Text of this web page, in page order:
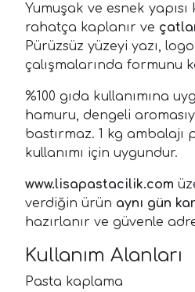
Yumuşak ve esnek yapısı
rahatça kaplanır ve
Pürüzsüz yüzeyi yazı,
çalışmalarında formunu
%100 gıda kullanımına
hamuru, dengeli
bastırmaz. 1 kg ambalajı
kullanımı için uygundur.
www.lisapastacilik.com
verdiğin ürün aynı gün
hazırlanır ve güvenle
Kullanım Alanları
Pasta kaplama